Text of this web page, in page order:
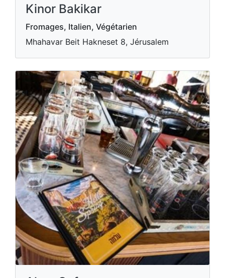
Kinor Bakikar
Fromages, Italien, Végétarien
Mhahavar Beit Hakneset 8, Jérusalem